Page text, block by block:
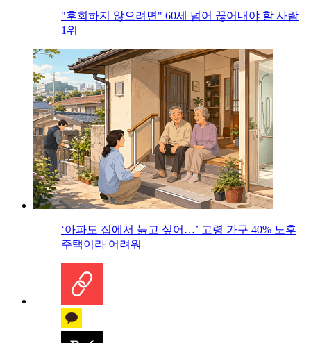
"후회하지 않으려면" 60세 넘어 끊어내야 할 사람
1위
‘아파도 집에서 늙고 싶어…’ 고령 가구 40% 노후
주택이라 어려워